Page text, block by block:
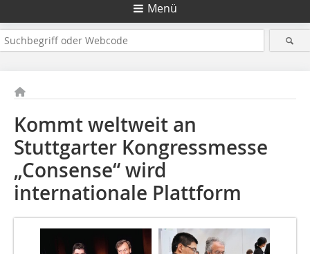
Menü
Kommt weltweit an
Stuttgarter Kongressmesse
„Consense“ wird
internationale Plattform